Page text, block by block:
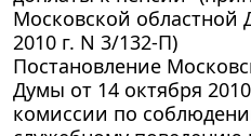
Московской областной
2010 г. N 3/132-П)
Постановление
Думы от 14 октября
комиссии по